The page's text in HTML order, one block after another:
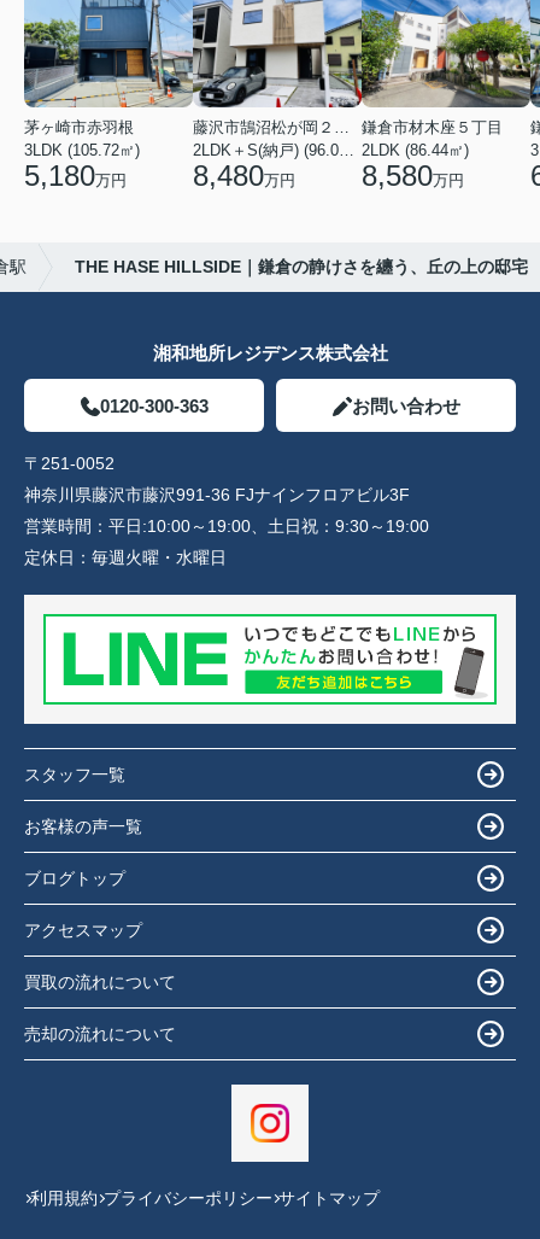
茅ヶ崎市赤羽根
3LDK (105.72㎡)
5,180万円
藤沢市鵠沼松が岡２丁目
2LDK＋S(納戸) (96.05㎡)
8,480万円
鎌倉市材木座５丁目
2LDK (86.44㎡)
8,580万円
駅 THE HASE HILLSIDE｜鎌倉の静けさを纏う、丘の上の邸宅
湘和地所レジデンス株式会社
0120-300-363 お問い合わせ
〒251-0052
神奈川県藤沢市藤沢991-36 FJナインフロアビル3F
営業時間： 平日:10:00～19:00、土日祝：9:30～19:00
定休日： 毎週火曜・水曜日
スタッフ一覧
お客様の声一覧
ブログトップ
アクセスマップ
買取の流れについて
売却の流れについて
利用規約 プライバシーポリシー サイトマップ